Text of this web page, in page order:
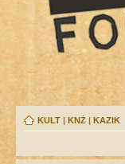
KULT | KNŻ | KAZIK